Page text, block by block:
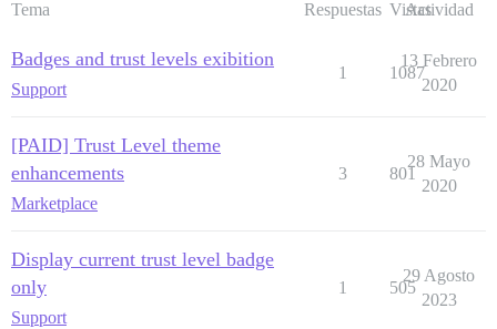
Tema Respuestas Vistas
Actividad
Badges and trust levels exibition
Support
1 1087
13 Febrero
2020
[PAID] Trust Level theme
enhancements
Marketplace
3 801
28 Mayo
2020
Display current trust level badge
only
Support
1 505
29 Agosto
2023